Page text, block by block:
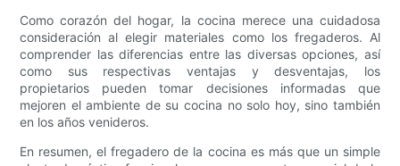
Como corazón del hogar, la cocina merece una cuidadosa
consideración al elegir materiales como los fregaderos. Al
comprender las diferencias entre las diversas opciones, así
como sus respectivas ventajas y desventajas, los
propietarios pueden tomar decisiones informadas que
mejoren el ambiente de su cocina no solo hoy, sino también
en los años venideros.
En resumen, el fregadero de la cocina es más que un simple